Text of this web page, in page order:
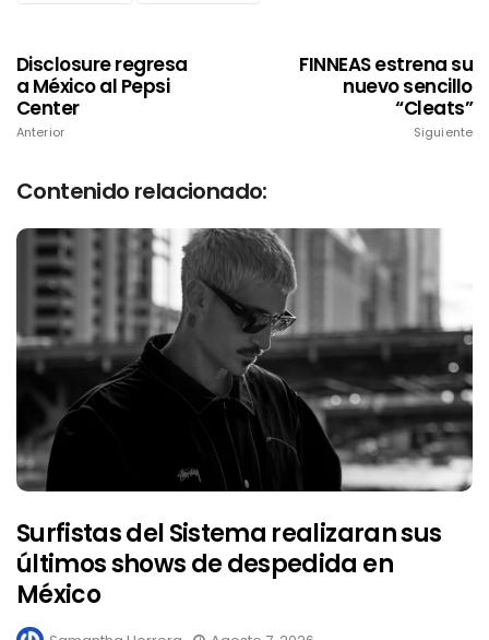
Disclosure regresa
a México al Pepsi
Center
Anterior
FINNEAS estrena su
nuevo sencillo
“Cleats”
Siguiente
Contenido relacionado:
Surfistas del Sistema realizaran sus
últimos shows de despedida en
México